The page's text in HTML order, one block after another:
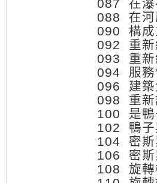
087 在瀑
088 在河
090 構成
092 重新
093 重新
094 服務
096 建築
098 重新
100 是鴨
102 鴨子
104 密斯
106 密斯
108 旋轉